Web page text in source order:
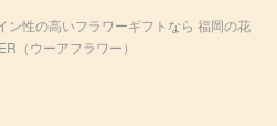
ン性の高いフラワーギフトなら 福岡の花
（ウーアフラワー）